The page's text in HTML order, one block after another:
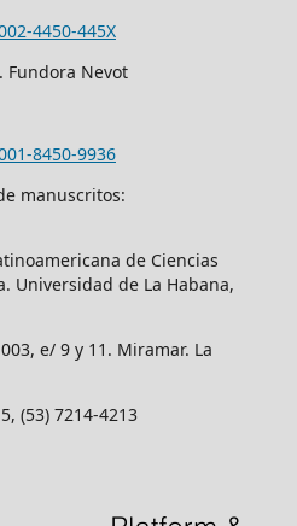
4450-445X
Fundora Nevot
8450-9936
manuscritos:
de Ciencias
Universidad de La Habana,
e/ 9 y 11. Miramar. La
(53) 7214-4213